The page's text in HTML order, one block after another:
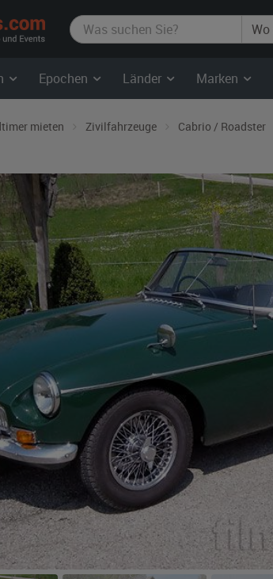
film-
autos.com
Epochen Länder Marken
mieten Zivilfahrzeuge Cabrio / Roadster